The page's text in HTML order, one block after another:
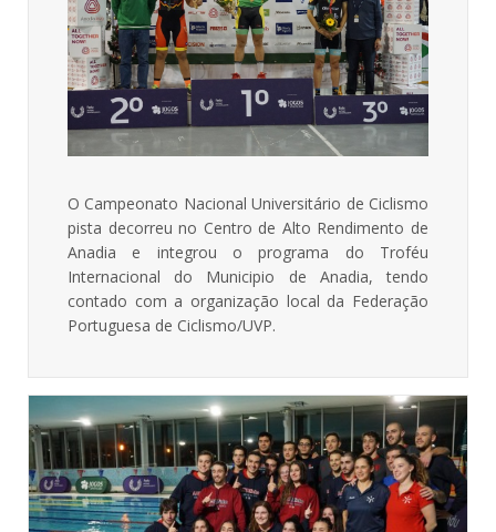
O Campeonato Nacional Universitário de Ciclismo
pista decorreu no Centro de Alto Rendimento de
Anadia e integrou o programa do Troféu
Internacional do Municipio de Anadia, tendo
contado com a organização local da Federação
Portuguesa de Ciclismo/UVP.